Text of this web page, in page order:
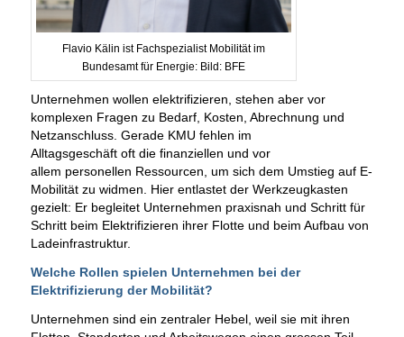
Flavio Kälin ist Fachspezialist Mobilität im
Bundesamt für Energie: Bild: BFE
Unternehmen wollen elektrifizieren, stehen aber vor
komplexen Fragen zu Bedarf, Kosten, Abrechnung und
Netzanschluss. Gerade KMU fehlen im
Alltagsgeschäft oft die finanziellen und vor
allem personellen Ressourcen, um sich dem Umstieg auf E-
Mobilität zu widmen. Hier entlastet der Werkzeugkasten
gezielt: Er begleitet Unternehmen praxisnah und Schritt für
Schritt beim Elektrifizieren ihrer Flotte und beim Aufbau von
Ladeinfrastruktur.
Welche Rollen spielen Unternehmen bei der
Elektrifizierung der Mobilität?
Unternehmen sind ein zentraler Hebel, weil sie mit ihren